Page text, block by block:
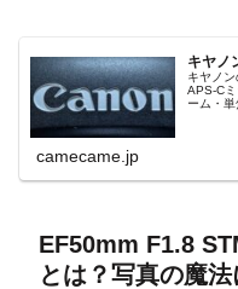
キヤノ
キヤノ
APS-C
ーム・
camecame.jp
EF50mm F1.8
とは？写真の魔